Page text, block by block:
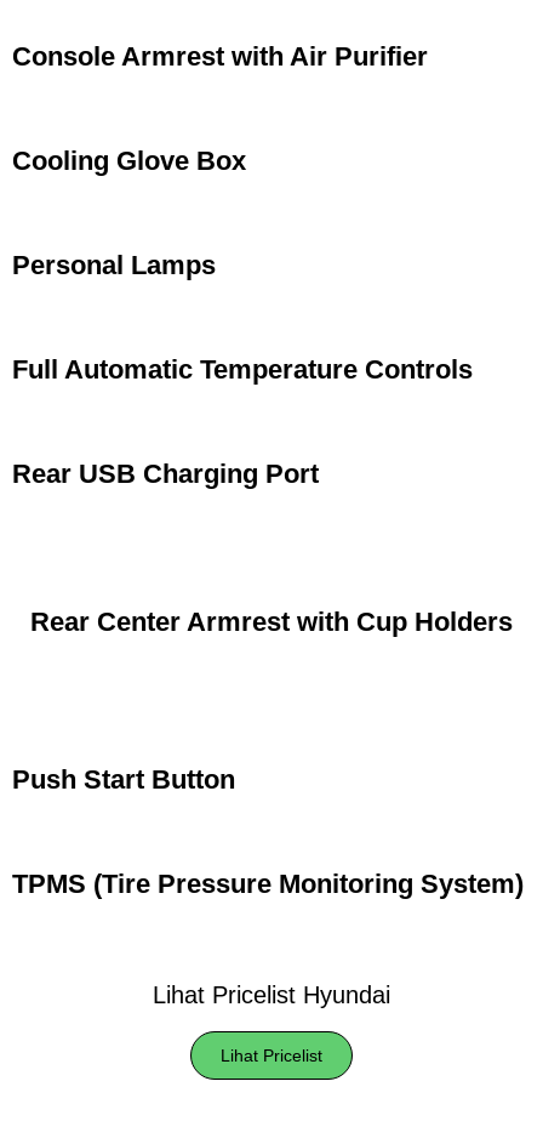
Console Armrest with Air Purifier
Cooling Glove Box
Personal Lamps
Full Automatic Temperature Controls
Rear USB Charging Port
Rear Center Armrest with Cup Holders
Push Start Button
TPMS (Tire Pressure Monitoring System)
Lihat Pricelist Hyundai
Lihat Pricelist